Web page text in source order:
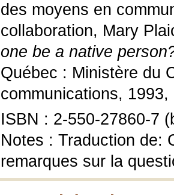
des moyens en
collaboration, Mary
one be a native
Québec : Ministère du
communications,
ISBN : 2-550-27860-7
Notes : Traduction de:
remarques sur la